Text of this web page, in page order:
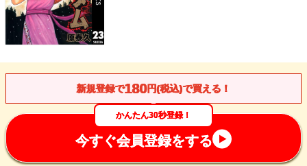
新規登録で180円(税込)で買える！
かんたん30秒登録！
今すぐ会員登録をする